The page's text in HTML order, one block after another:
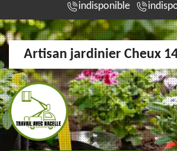
indisponible
Artisan jardinier Cheux